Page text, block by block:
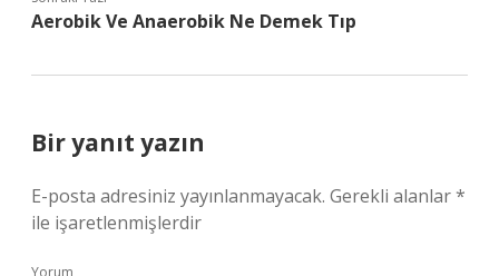
Aerobik Ve Anaerobik Ne Demek Tıp
Bir yanıt yazın
E-posta adresiniz yayınlanmayacak. Gerekli alanlar*
ile işaretlenmişlerdir
Yorum